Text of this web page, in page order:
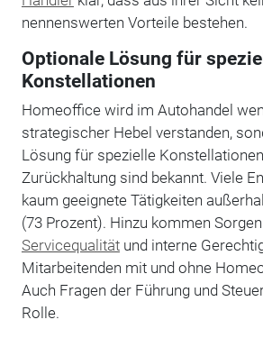
nennenswerten Vorteile bestehen.
Optionale Lösung für
Konstellationen
Homeoffice wird im Autohandel
strategischer Hebel verstanden,
Lösung für spezielle
Zurückhaltung sind bekannt. Viele
kaum geeignete Tätigkeiten
(73 Prozent). Hinzu kommen
Servicequalitätund interne
Mitarbeitenden mit und ohne
Auch Fragen der Führung und
Rolle.